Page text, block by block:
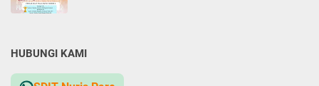
HUBUNGI KAMI